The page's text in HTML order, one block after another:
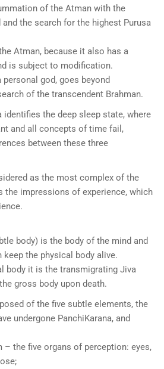
of the Atman with the
the search for the highest Purusa
Atman, because it also has a
is subject to modification.
god, goes beyond
of the transcendent Brahman.
identifies the deep sleep state, where
and all concepts of time fail,
between these three
as the most complex of the
the impressions of experience, which
body) is the body of the mind and
the physical body alive.
body it is the transmigrating Jiva
gross body upon death.
of the five subtle elements, the
undergone PanchiKarana, and
– the five organs of perception: eyes,